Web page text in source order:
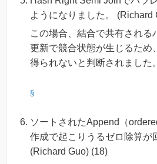
ようになりました。 (Richard
この場合、結合で共有される
更新で競合状態が生じるため
得られないと判断されました。
§
ソートされたAppend（
作成で起こりうるゼロ除算が
(Richard Guo) (18)